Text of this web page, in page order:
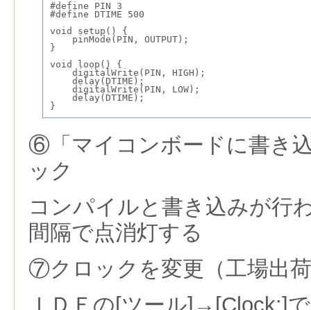
#define PIN 3
#define DTIME 500
void setup() {
pinMode(PIN, OUTPUT);
}
void loop() {
digitalWrite(PIN, HIGH);
delay(DTIME);
digitalWrite(PIN, LOW);
delay(DTIME);
}
⑥「マイコンボードに書き
ック
コンパイルと書き込みが行
間隔で点消灯する
⑦クロックを変更（工場出
ＩＤＥの[ツール]→[Clock:]